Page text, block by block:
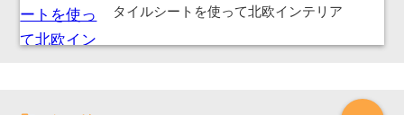
タイルシートを使って北欧インテリア